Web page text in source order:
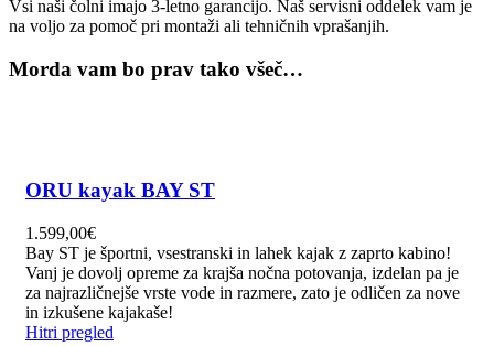
Vsi naši čolni imajo 3-letno garancijo. Naš servisni oddelek vam je
na voljo za pomoč pri montaži ali tehničnih vprašanjih.
Morda vam bo prav tako všeč…
ORU kayak BAY ST
1.599,00€
Bay ST je športni, vsestranski in lahek kajak z zaprto kabino!
Vanj je dovolj opreme za krajša nočna potovanja, izdelan pa je
za najrazličnejše vrste vode in razmere, zato je odličen za nove
in izkušene kajakaše!
Hitri pregled